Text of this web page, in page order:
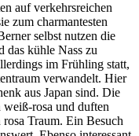
auf verkehrsreichen
zum charmantesten
selbst nutzen die
das kühle Nass zu
im Frühling statt,
verwandelt. Hier
aus Japan sind. Die
weiß-rosa und duften
Traum. Ein Besuch